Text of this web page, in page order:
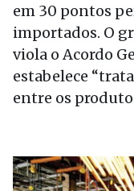
em 30 pontos
importados. O
viola o Acordo
estabelece
entre os